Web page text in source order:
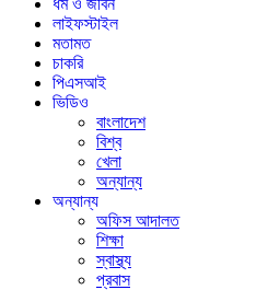
ধর্ম ও জীবন
লাইফস্টাইল
মতামত
চাকরি
পিএসআই
ভিডিও
বাংলাদেশ
বিশ্ব
খেলা
অন্যান্য
অন্যান্য
অফিস আদালত
শিক্ষা
স্বাস্থ্য
প্রবাস